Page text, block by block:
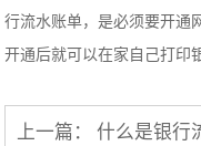
行流水账单，是必须要开通
开通后就可以在家自己打印
上一篇：什么是银行流水?申请房贷用的银行流水有哪些